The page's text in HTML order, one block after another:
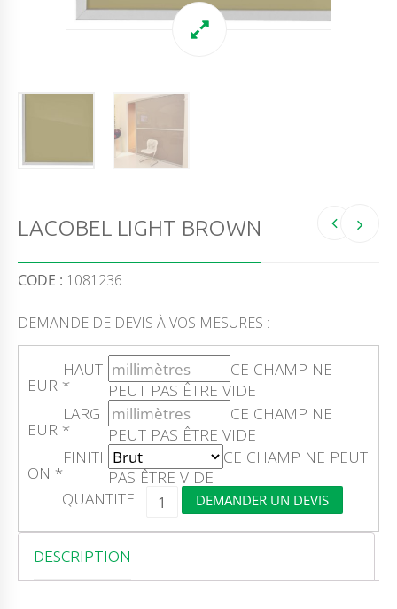
LACOBEL LIGHT BROWN
CODE : 1081236
DEMANDE DE DEVIS À VOS MESURES :
HAUT
EUR *
CE CHAMP NE
PEUT PAS ÊTRE VIDE
LARG
EUR *
CE CHAMP NE
PEUT PAS ÊTRE VIDE
FINITI
ON *
CE CHAMP NE PEUT
PAS ÊTRE VIDE
QUANTITE:
DEMANDER UN DEVIS
DESCRIPTION